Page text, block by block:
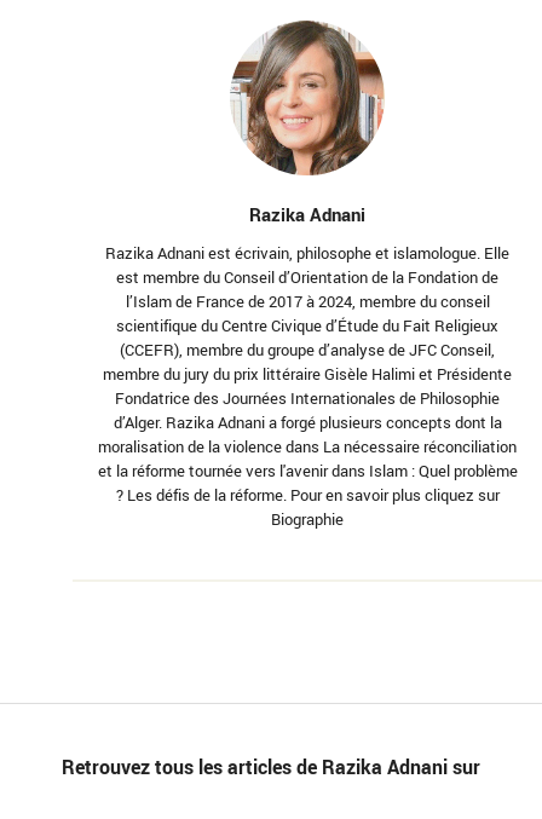
Razika Adnani
Razika Adnani est écrivain, philosophe et islamologue. Elle
est membre du Conseil d’Orientation de la Fondation de
l’Islam de France de 2017 à 2024, membre du conseil
scientifique du Centre Civique d’Étude du Fait Religieux
(CCEFR), membre du groupe d’analyse de JFC Conseil,
membre du jury du prix littéraire Gisèle Halimi et Présidente
Fondatrice des Journées Internationales de Philosophie
d’Alger. Razika Adnani a forgé plusieurs concepts dont la
moralisation de la violence dans La nécessaire réconciliation
et la réforme tournée vers l'avenir dans Islam : Quel problème
? Les défis de la réforme. Pour en savoir plus cliquez sur
Biographie
Retrouvez tous les articles de Razika Adnani sur